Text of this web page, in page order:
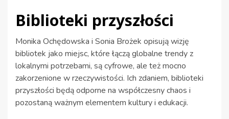
Biblioteki przyszłości
Monika Ochędowska i Sonia Brożek opisują wizję
bibliotek jako miejsc, które łączą globalne trendy z
lokalnymi potrzebami, są cyfrowe, ale też mocno
zakorzenione w rzeczywistości. Ich zdaniem, biblioteki
przyszłości będą odporne na współczesny chaos i
pozostaną ważnym elementem kultury i edukacji.